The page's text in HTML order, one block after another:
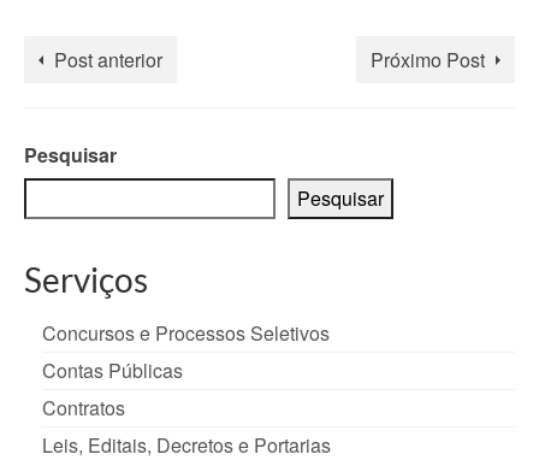
Post anterior Próximo Post
Pesquisar
Pesquisar
Serviços
Concursos e Processos Seletivos
Contas Públicas
Contratos
Leis, Editais, Decretos e Portarias